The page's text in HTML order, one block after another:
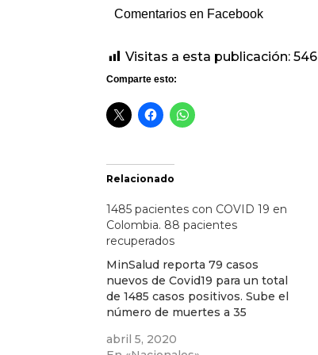
Comentarios en Facebook
Visitas a esta publicación: 546
Comparte esto:
Relacionado
1485 pacientes con COVID 19 en
Colombia. 88 pacientes
recuperados
MinSalud reporta 79 casos
nuevos de Covid19 para un total
de 1485 casos positivos. Sube el
número de muertes a 35
abril 5, 2020